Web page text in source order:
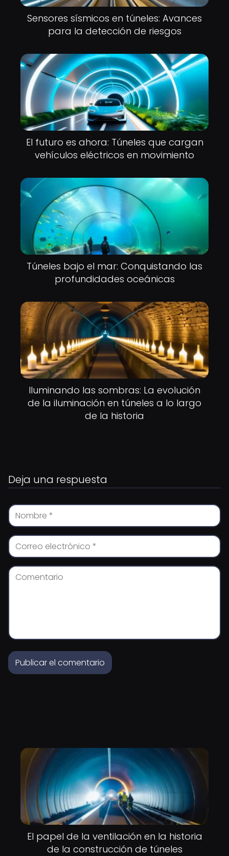
Sensores sísmicos en túneles: Avances
para la detección de riesgos
El futuro es ahora: Túneles que cargan
vehículos eléctricos en movimiento
Túneles bajo el mar: Conquistando las
profundidades oceánicas
Iluminando las sombras: La evolución
de la iluminación en túneles a lo largo
de la historia
Deja una respuesta
El papel de la ventilación en la historia
de la construcción de túneles